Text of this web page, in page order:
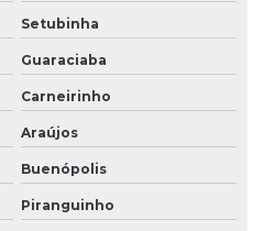
Setubinha
Guaraciaba
Carneirinho
Araújos
Buenópolis
Piranguinho